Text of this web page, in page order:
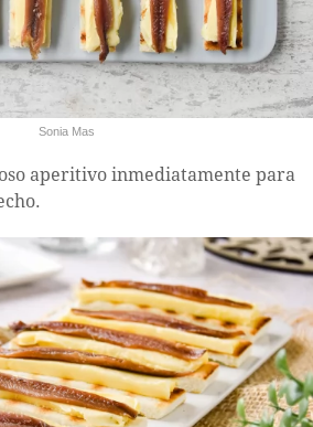
Sonia Mas
aperitivo inmediatamente para